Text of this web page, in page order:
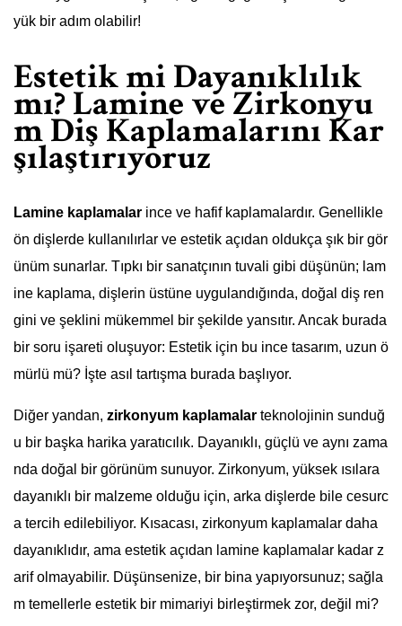
yük bir adım olabilir!
Estetik mi Dayanıklılık
mı? Lamine ve Zirkonyu
m Diş Kaplamalarını Kar
şılaştırıyoruz
Lamine kaplamalar ince ve hafif kaplamalardır. Genellikle
ön dişlerde kullanılırlar ve estetik açıdan oldukça şık bir gör
ünüm sunarlar. Tıpkı bir sanatçının tuvali gibi düşünün; lam
ine kaplama, dişlerin üstüne uygulandığında, doğal diş ren
gini ve şeklini mükemmel bir şekilde yansıtır. Ancak burada
bir soru işareti oluşuyor: Estetik için bu ince tasarım, uzun ö
mürlü mü? İşte asıl tartışma burada başlıyor.
Diğer yandan, zirkonyum kaplamalar teknolojinin sunduğ
u bir başka harika yaratıcılık. Dayanıklı, güçlü ve aynı zama
nda doğal bir görünüm sunuyor. Zirkonyum, yüksek ısılara
dayanıklı bir malzeme olduğu için, arka dişlerde bile cesurc
a tercih edilebiliyor. Kısacası, zirkonyum kaplamalar daha
dayanıklıdır, ama estetik açıdan lamine kaplamalar kadar z
arif olmayabilir. Düşünsenize, bir bina yapıyorsunuz; sağla
m temellerle estetik bir mimariyi birleştirmek zor, değil mi?